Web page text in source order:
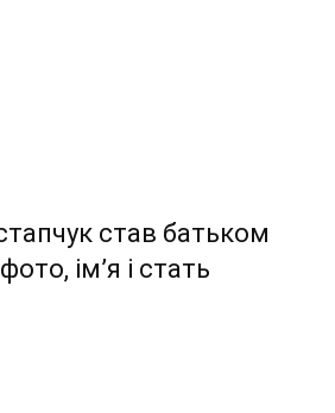
став батьком
ім’я і стать